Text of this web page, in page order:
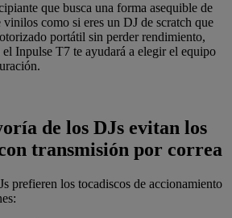
que busca una forma asequible de
vinilos como si eres un DJ de scratch que
portátil sin perder rendimiento,
Inpulse T7 te ayudará a elegir el equipo
de los DJs evitan los
transmisión por correa
prefieren los tocadiscos de accionamiento